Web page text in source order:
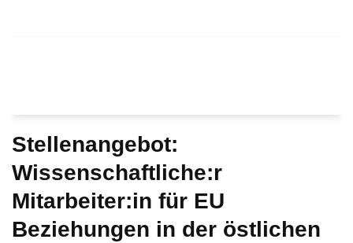
Stellenangebot:
Wissenschaftliche:r
Mitarbeiter:in für EU
Beziehungen in der östlichen